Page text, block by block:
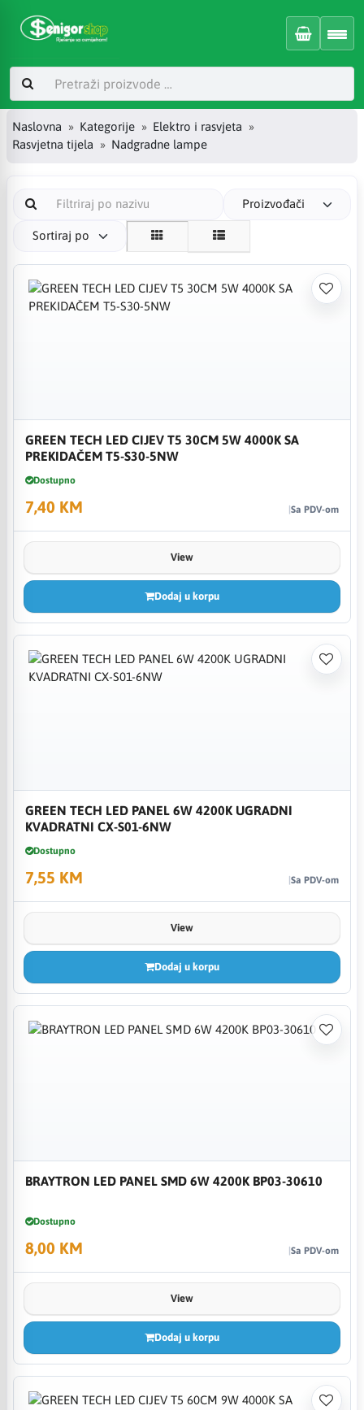
Naslovna Kategorije
Elektro i rasvjeta
Rasvjetna tijela
Nadgradne lampe
Proizvođači
Sortiraj po
GREEN TECH LED CIJEV T5 30CM 5W 4000K SA
PREKIDAČEM T5-S30-5NW
Dostupno
7,40 KM Sa PDV-om
View
Dodaj u korpu
GREEN TECH LED PANEL 6W 4200K UGRADNI
KVADRATNI CX-S01-6NW
Dostupno
7,55 KM Sa PDV-om
View
Dodaj u korpu
BRAYTRON LED PANEL SMD 6W 4200K BP03-30610
Dostupno
8,00 KM Sa PDV-om
View
Dodaj u korpu